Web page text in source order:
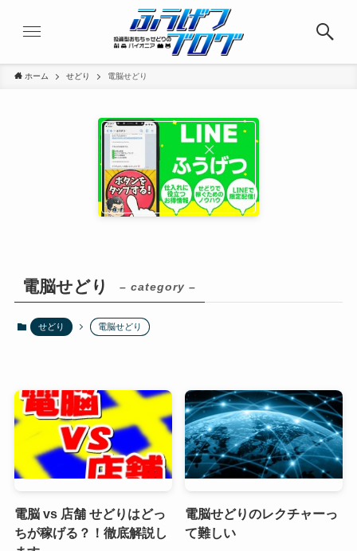
ホーム せどり 電脳せどり
電脳せどり – category –
せどり 電脳せどり
電脳 vs 店舗 せどりはどっ
ちが稼げる？！徹底解説し
電脳せどりのレクチャーっ
て難しい